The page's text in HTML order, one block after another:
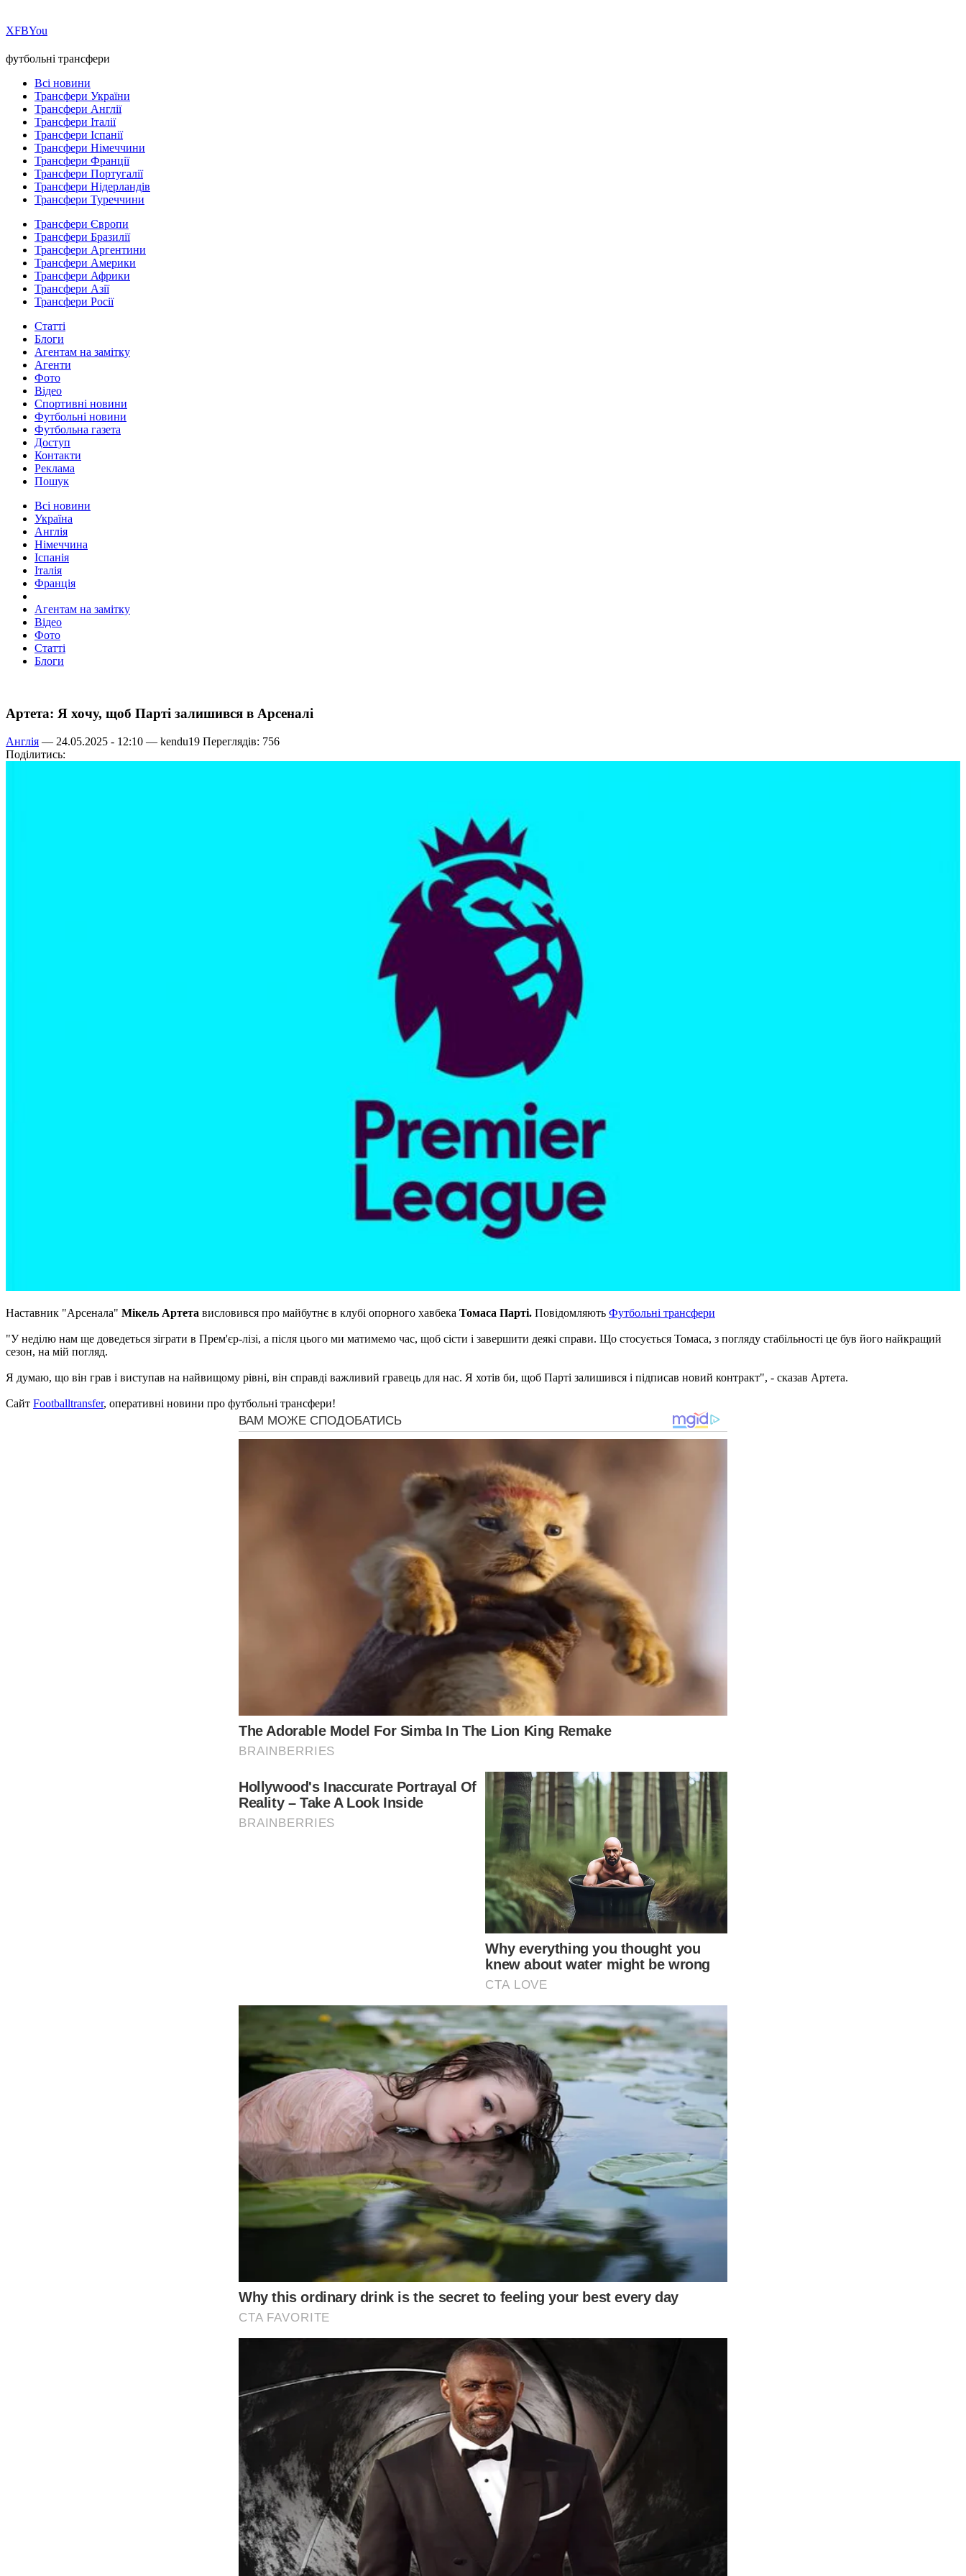
ХFBYou
футбольні трансфери
Всі новини
Трансфери України
Трансфери Англії
Трансфери Італії
Трансфери Іспанії
Трансфери Німеччини
Трансфери Франції
Трансфери Португалії
Трансфери Нідерландів
Трансфери Туреччини
Трансфери Європи
Трансфери Бразилії
Трансфери Аргентини
Трансфери Америки
Трансфери Африки
Трансфери Азії
Трансфери Росії
Статті
Блоги
Агентам на замітку
Агенти
Фото
Відео
Спортивні новини
Футбольні новини
Футбольна газета
Доступ
Контакти
Реклама
Пошук
Всі новини
Україна
Англія
Німеччина
Іспанія
Італія
Франція
Агентам на замітку
Відео
Фото
Статті
Блоги
Артета: Я хочу, щоб Парті залишився в Арсеналі
Англія — 24.05.2025 - 12:10 — kendu19 Переглядів: 756
Поділитись:
Наставник "Арсенала" Мікель Артета висловився про майбутнє в клубі опорного хавбека Томаса Парті. Повідомляють Футбольні трансфери
"У неділю нам ще доведеться зіграти в Прем'єр-лізі, а після цього ми матимемо час, щоб сісти і завершити деякі справи. Що стосується Томаса, з погляду стабільності це був його найкращий
сезон, на мій погляд.
Я думаю, що він грав і виступав на найвищому рівні, він справді важливий гравець для нас. Я хотів би, щоб Парті залишився і підписав новий контракт", - сказав Артета.
Сайт Footballtransfer, оперативні новини про футбольні трансфери!